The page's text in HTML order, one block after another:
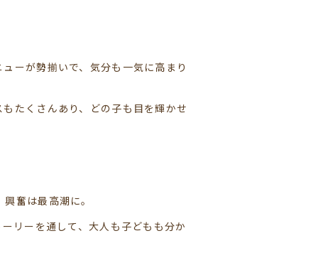
ーが勢揃いで、気分も一気に高まり
たくさんあり、どの子も目を輝かせ
奮は最高潮に。
リーを通して、大人も子どもも分か